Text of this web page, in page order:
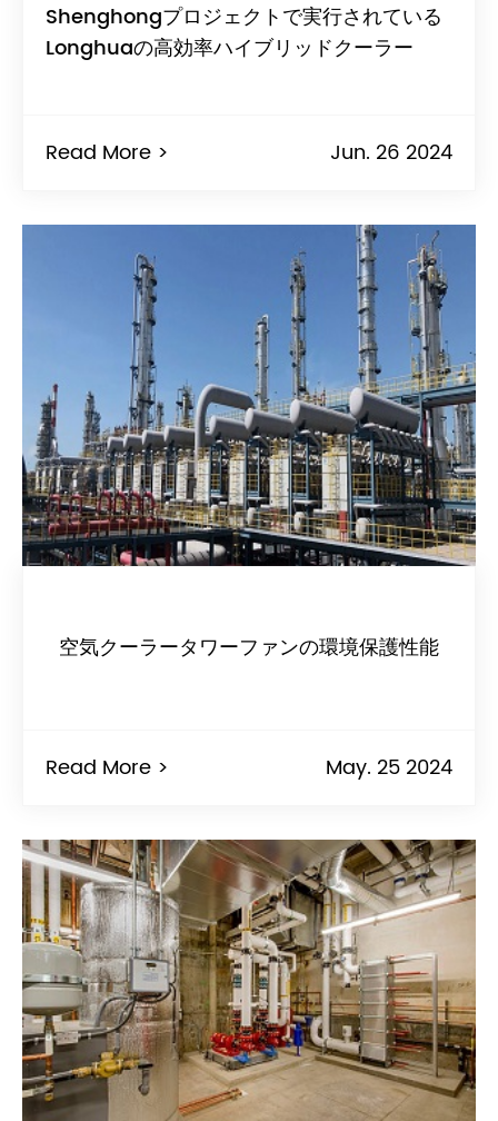
Shenghongプロジェクトで実行されている
Longhuaの高効率ハイブリッドクーラー
Read More > Jun. 26 2024
空気クーラータワーファンの環境保護性能
Read More > May. 25 2024